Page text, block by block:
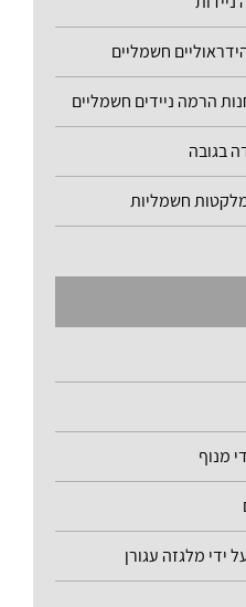
חשמליים
הרמה ניידים חשמליים
בגובה
חשמליות
מנוף
ידי מלגזה עגורן